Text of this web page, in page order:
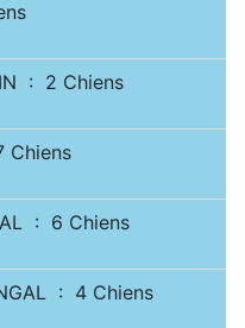
: 2 Chiens
Chiens
: 6 Chiens
: 4 Chiens